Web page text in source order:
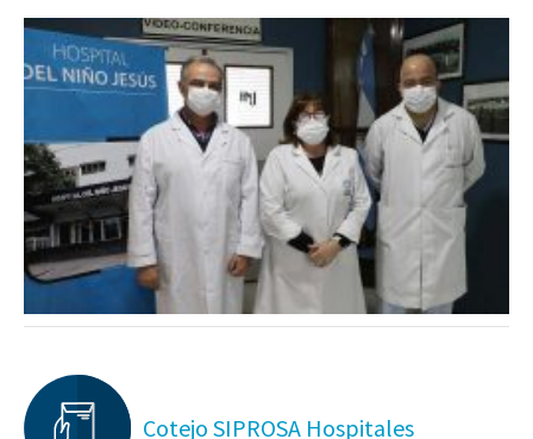
Cotejo SIPROSA Hospitales